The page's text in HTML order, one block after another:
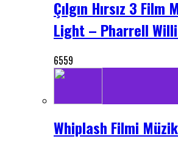
Çılgın Hırsız 3
Light – Pharrell
6559
Whiplash Filmi